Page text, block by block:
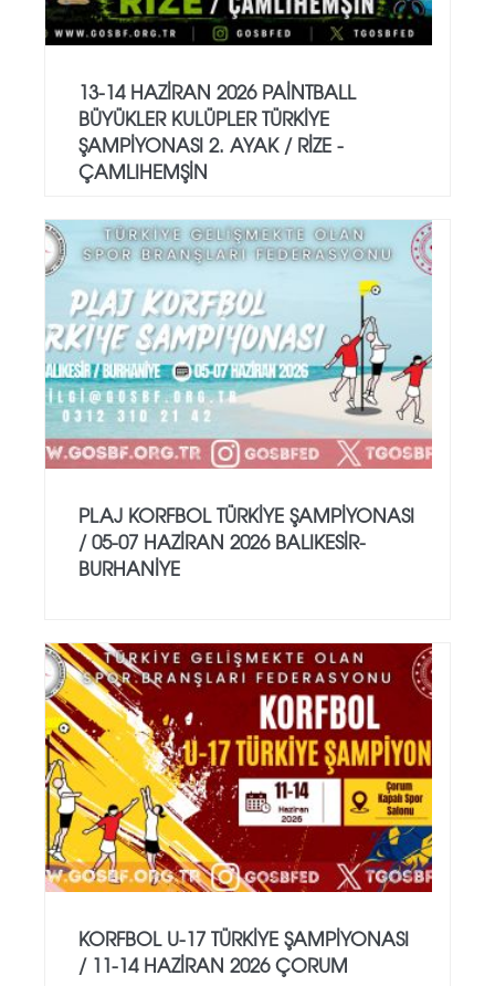
13-14 HAZİRAN 2026 PAİNTBALL
BÜYÜKLER KULÜPLER TÜRKİYE
ŞAMPİYONASI 2. AYAK / RİZE -
ÇAMLIHEMŞİN
PLAJ KORFBOL TÜRKİYE ŞAMPİYONASI
/ 05-07 HAZİRAN 2026 BALIKESİR-
BURHANİYE
KORFBOL U-17 TÜRKİYE ŞAMPİYONASI
/ 11-14 HAZİRAN 2026 ÇORUM